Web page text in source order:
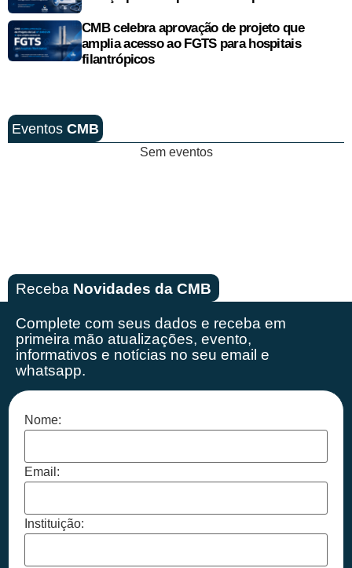
CMB celebra aprovação de projeto que
amplia acesso ao FGTS para hospitais
filantrópicos
Eventos CMB
Sem eventos
Receba Novidades da CMB
Complete com seus dados e receba em
primeira mão atualizações, evento,
informativos e notícias no seu email e
whatsapp.
Nome:
Email:
Instituição: